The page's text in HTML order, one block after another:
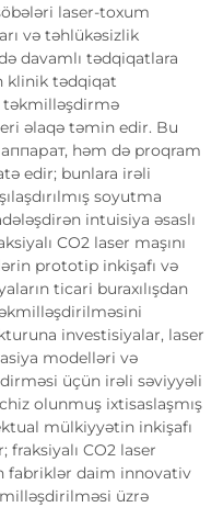
laser-toxum
və təhlükəsizlik
davamlı tədqiqatlara
klinik tədqiqat
təkmilləşdirmə
əlaqə təmin edir. Bu
həm də proqram
edir; bunlara irəli
soyutma
intuisiya əsaslı
CO2 laser maşını
prototip inkişafı və
ticari buraxılışdan
investisiyalar, laser
modelləri və
üçün irəli səviyyəli
olunmuş ixtisaslaşmış
mülkiyyətin inkişafı
CO2 laser
fabriklər daim innovativ
üzrə